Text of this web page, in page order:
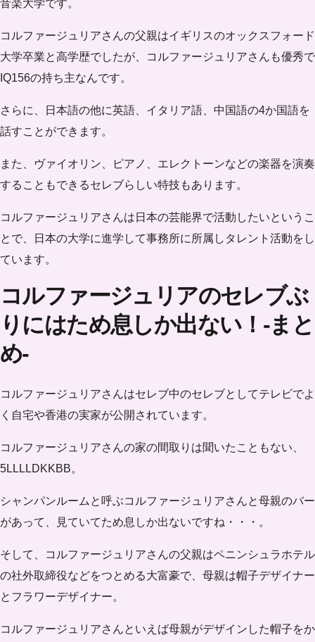
音楽大学です。
コルファージュリアさんの父親はイギリスのオックスフォード
大学卒業と高学歴でしたが、コルファージュリアさんも優秀で
IQ156の持ち主なんです。
さらに、日本語の他に英語、イタリア語、中国語の4か国語を
話すことができます。
また、ヴァイオリン、ピアノ、エレクトーンなどの楽器を演奏
することもできるセレブらしい特技もあります。
コルファージュリアさんは日本の芸能界で活動したいというこ
とで、日本の大学に進学して事務所に所属しタレント活動をし
ています。
コルファージュリアのセレブぶ
りにはため息しか出ない！-まと
め-
コルファージュリアさんはセレブ中のセレブとしてテレビでよ
く自宅や香港の実家が公開されています。
コルファージュリアさんの家の間取りは聞いたこともない、
5LLLLDKKBB。
シャンパンルームと呼ぶコルファージュリアさんと母親のバー
があって、見ていてため息しか出ないですね・・・。
そして、コルファージュリアさんの父親はペニンシュラホテル
の社外取締役などをつとめる大富豪で、母親は帽子デザイナー
とフラワーデザイナー。
コルファージュリアさんといえば母親がデザインした帽子をか